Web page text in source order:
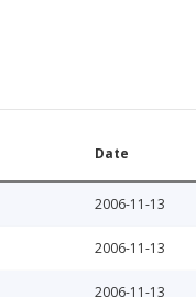
Date
2006-11-13
2006-11-13
2006-11-13